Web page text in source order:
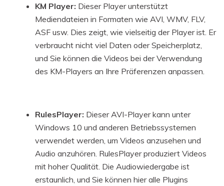
KM Player: Dieser Player unterstützt
Mediendateien in Formaten wie AVI, WMV, FLV,
ASF usw. Dies zeigt, wie vielseitig der Player ist. Er
verbraucht nicht viel Daten oder Speicherplatz,
und Sie können die Videos bei der Verwendung
des KM-Players an Ihre Präferenzen anpassen.
RulesPlayer: Dieser AVI-Player kann unter
Windows 10 und anderen Betriebssystemen
verwendet werden, um Videos anzusehen und
Audio anzuhören. RulesPlayer produziert Videos
mit hoher Qualität. Die Audiowiedergabe ist
erstaunlich, und Sie können hier alle Plugins